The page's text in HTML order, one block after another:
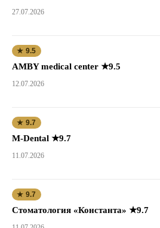
27.07.2026
★ 9.5
AMBY medical center ★9.5
12.07.2026
★ 9.7
M-Dental ★9.7
11.07.2026
★ 9.7
Стоматология «Константа» ★9.7